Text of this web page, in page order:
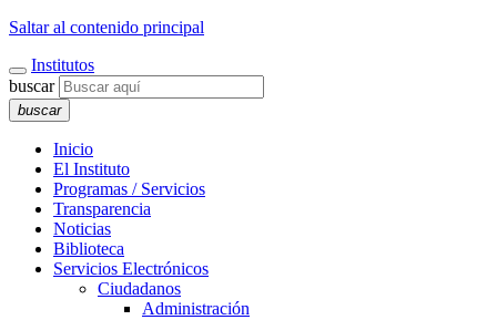
Saltar al contenido principal
Institutos
buscar
buscar
Inicio
El Instituto
Programas / Servicios
Transparencia
Noticias
Biblioteca
Servicios Electrónicos
Ciudadanos
Administración